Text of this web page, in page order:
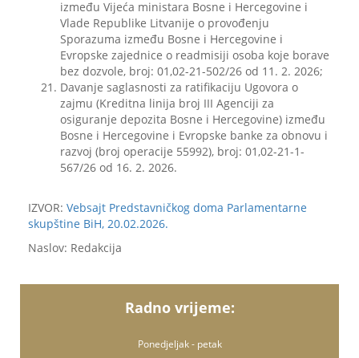
između Vijeća ministara Bosne i Hercegovine i
Vlade Republike Litvanije o provođenju
Sporazuma između Bosne i Hercegovine i
Evropske zajednice o readmisiji osoba koje borave
bez dozvole, broj: 01,02-21-502/26 od 11. 2. 2026;
Davanje saglasnosti za ratifikaciju Ugovora o
zajmu (Kreditna linija broj III Agenciji za
osiguranje depozita Bosne i Hercegovine) između
Bosne i Hercegovine i Evropske banke za obnovu i
razvoj (broj operacije 55992), broj: 01,02-21-1-
567/26 od 16. 2. 2026.
IZVOR: Vebsajt Predstavničkog doma Parlamentarne
skupštine BiH, 20.02.2026.
Naslov: Redakcija
Radno vrijeme:
Ponedjeljak - petak